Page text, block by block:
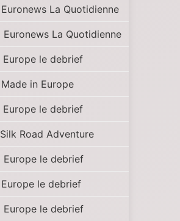
Euronews La Quotidienne
Euronews La Quotidienne
Europe le debrief
Made in Europe
Europe le debrief
Silk Road Adventure
Europe le debrief
Europe le debrief
Europe le debrief